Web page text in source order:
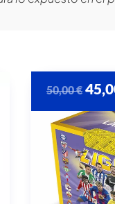
50,00€